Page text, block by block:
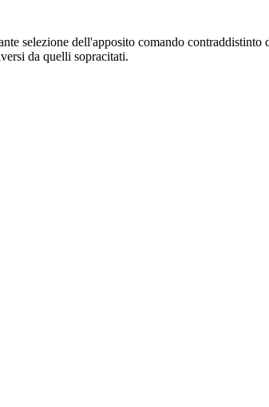
selezione dell'apposito comando
da quelli sopracitati.